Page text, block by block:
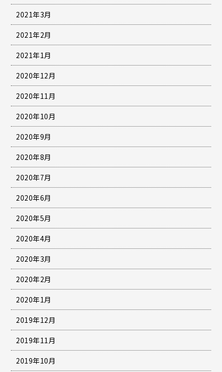
2021年3月
2021年2月
2021年1月
2020年12月
2020年11月
2020年10月
2020年9月
2020年8月
2020年7月
2020年6月
2020年5月
2020年4月
2020年3月
2020年2月
2020年1月
2019年12月
2019年11月
2019年10月